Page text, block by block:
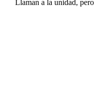
Llaman a la unidad,